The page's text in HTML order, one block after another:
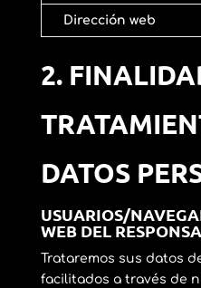
Dirección web
2.
DATOS
USUARIOS/
WEB DEL
Trataremos sus datos
facilitados a través de